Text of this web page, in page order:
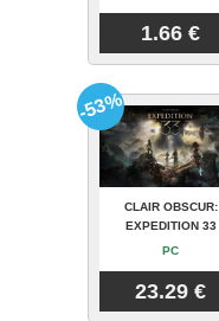
1.66 €
CLAIR OBSCUR:
EXPEDITION 33
PC
23.29 €
-53%